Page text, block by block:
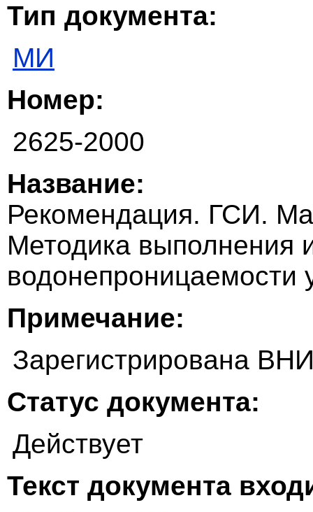
Тип документа:
МИ
Номер:
2625-2000
Название:
Рекомендация. ГСИ.
Методика выполнения
Примечание:
Зарегистрирована
Статус документа:
Действует
Текст документа